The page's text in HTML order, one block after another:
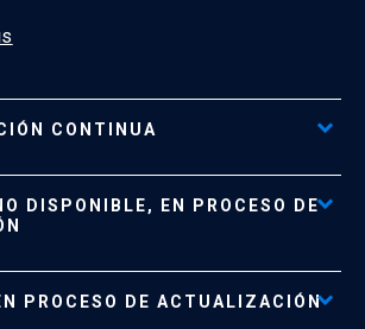
CONTINUA
Devolución e Información Importante
DISPONIBLE, EN PROCESO DE
No Disponible file_download
PROCESO DE ACTUALIZACIÓN